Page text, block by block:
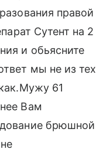
правой
Сутент на 2
и обьясните
мы не из тех
61
Вам
брюшной